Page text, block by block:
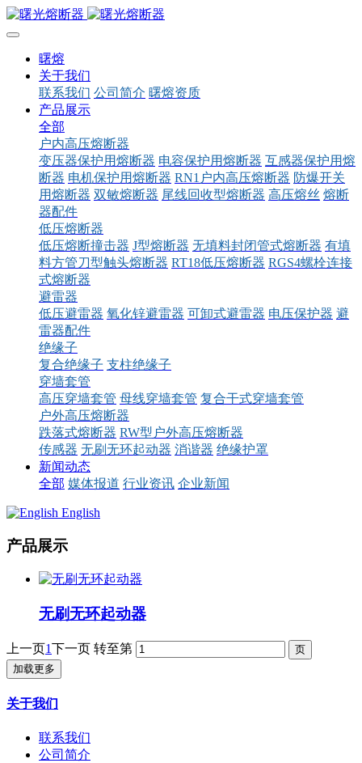
曙熔
关于我们
联系我们 公司简介 曙熔资质
产品展示
全部
户内高压熔断器
变压器保护用熔断器 电容保护用熔断器 互感器保护用熔
断器 电机保护用熔断器 RN1户内高压熔断器 防爆开关
用熔断器 双敏熔断器 尾线回收型熔断器 高压熔丝 熔断
器配件
低压熔断器
低压熔断撞击器 J型熔断器 无填料封闭管式熔断器 有填
料方管刀型触头熔断器 RT18低压熔断器 RGS4螺栓连接
式熔断器
避雷器
低压避雷器 氧化锌避雷器 可卸式避雷器 电压保护器 避
雷器配件
绝缘子
复合绝缘子 支柱绝缘子
穿墙套管
高压穿墙套管 母线穿墙套管 复合干式穿墙套管
户外高压熔断器
跌落式熔断器 RW型户外高压熔断器
传感器 无刷无环起动器 消谐器 绝缘护罩
新闻动态
全部 媒体报道 行业资讯 企业新闻
English
产品展示
无刷无环起动器
上一页1下一页 转至第
加载更多
关于我们
联系我们
公司简介